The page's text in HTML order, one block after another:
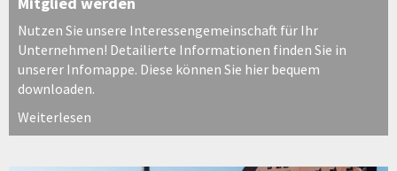
Nutzen Sie unsere Interessengemeinschaft für Ihr
Unternehmen! Detailierte Informationen finden Sie in
unserer Infomappe. Diese können Sie hier bequem
downloaden.
Weiterlesen